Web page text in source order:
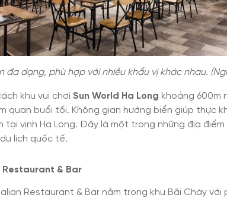
đa dạng, phù hợp với nhiều khẩu vị khác nhau.
khu vui chơi Sun World Ha Long khoảng 600m
quan buổi tối. Không gian hướng biển giúp thực
tại vịnh Hạ Long. Đây là một trong những địa
lịch quốc tế.
& Bar
Restaurant & Bar nằm trong khu Bãi Cháy với